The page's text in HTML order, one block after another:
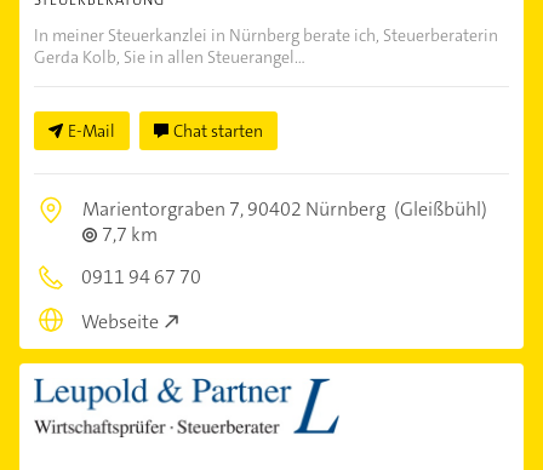
In meiner Steuerkanzlei in Nürnberg berate ich, Steuerberaterin
Gerda Kolb, Sie in allen Steuerangel...
E-Mail Chat starten
Marientorgraben 7,90402 Nürnberg (Gleißbühl)
7,7 km
0911 94 67 70
Webseite